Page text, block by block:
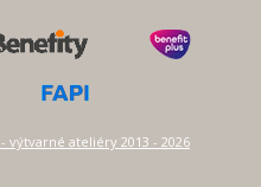
výtvarné ateliéry 2013 - 2026